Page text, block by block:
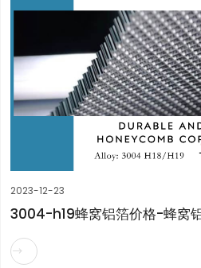
2023-12-23
3004-h19蜂窝铝箔价格-蜂窝
